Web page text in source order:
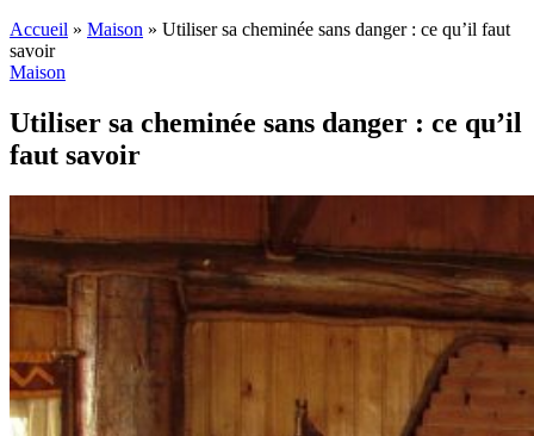
Accueil » Maison » Utiliser sa cheminée sans danger : ce qu’il faut
savoir
Maison
Utiliser sa cheminée sans danger : ce qu’il
faut savoir